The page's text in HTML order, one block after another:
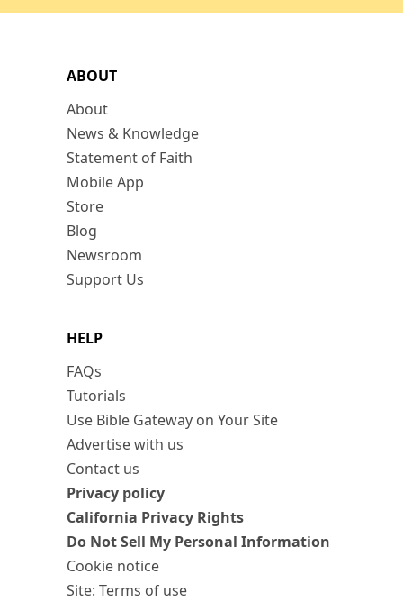
ABOUT
About
News & Knowledge
Statement of Faith
Mobile App
Store
Blog
Newsroom
Support Us
HELP
FAQs
Tutorials
Use Bible Gateway on Your Site
Advertise with us
Contact us
Privacy policy
California Privacy Rights
Do Not Sell My Personal Information
Cookie notice
Site: Terms of use